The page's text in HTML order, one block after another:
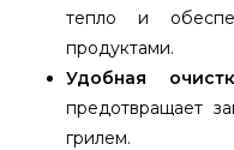
тепло и
продуктами.
Удобная
предотвращает
грилем.